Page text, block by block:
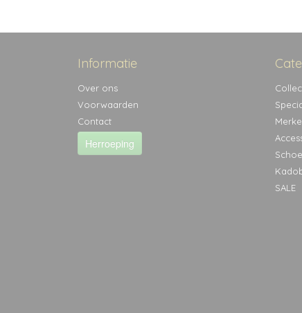
Informatie
Over ons
Voorwaarden
Contact
Herroeping
SALE